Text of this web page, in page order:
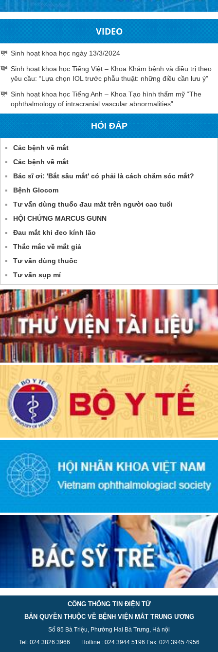
VIDEO
Sinh hoạt khoa học ngày 13/3/2024
Sinh hoạt khoa học Tiếng Việt – Khoa Khám bệnh và điều trị theo
yêu cầu: “Lựa chọn IOL trước phẫu thuật: những điều cần lưu ý”
Sinh hoạt khoa học Tiếng Anh – Khoa Tạo hình thẩm mỹ “The
ophthalmology of intracranial vascular abnormalities”
HỎI ĐÁP
Các bệnh về mắt
Các bệnh về mắt
Bác sĩ ơi: 'Bắt sâu mắt' có phải là cách chăm sóc mắt?
Bệnh Glocom
Tư vấn dùng thuốc đau mắt trên người cao tuổi
HỘI CHỨNG MARCUS GUNN
Đau mắt khi đeo kính lão
Thắc mắc về mắt giả
Tư vấn dùng thuốc
Tư vấn sụp mí
CỔNG THÔNG TIN ĐIỆN TỬ
BẢN QUYỀN THUỘC VỀ BỆNH VIỆN MẮT TRUNG ƯƠNG
Số 85 Bà Triệu, Phường Hai Bà Trưng, Hà nội
Tel: 024 3826 3966 Hotline : 024 3944 5196 Fax: 024 3945 4956